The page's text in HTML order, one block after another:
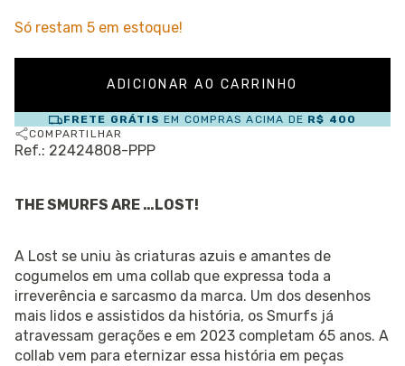
Só restam 5 em estoque!
FRETE GRÁTIS EM COMPRAS ACIMA DE R$ 400
COMPARTILHAR
Ref.: 22424808-PPP
THE SMURFS ARE …LOST!
A Lost se uniu às criaturas azuis e amantes de
cogumelos em uma collab que expressa toda a
irreverência e sarcasmo da marca. Um dos desenhos
mais lidos e assistidos da história, os Smurfs já
atravessam gerações e em 2023 completam 65 anos. A
collab vem para eternizar essa história em peças